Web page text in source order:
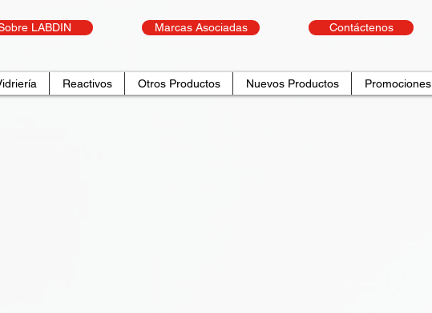
LABDIN Marcas Asociadas Contáctenos
Reactivos Otros Productos Nuevos Productos Promociones